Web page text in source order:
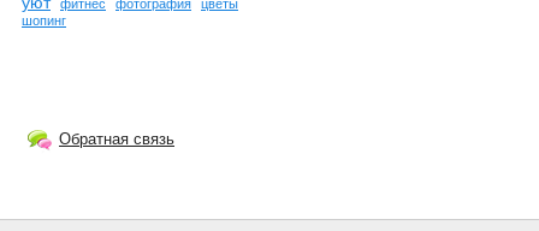
фитнес фотография
цветы
шопинг
Обратная связь